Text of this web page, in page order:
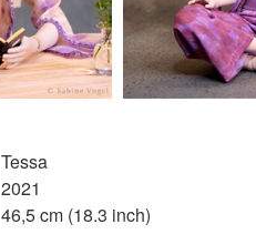
Tessa
2021
46,5 cm (18.3 inch)